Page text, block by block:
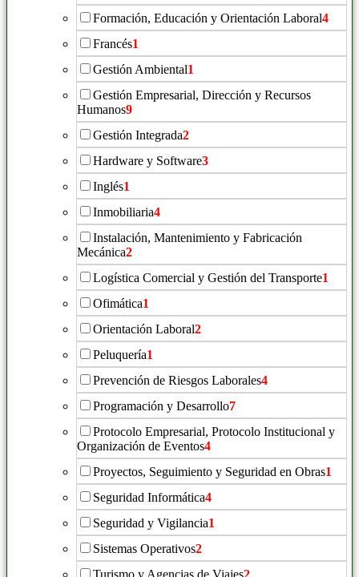
Formación, Educación y Orientación Laboral4
Francés1
Gestión Ambiental1
Gestión Empresarial, Dirección y Recursos
Humanos9
Gestión Integrada2
Hardware y Software3
Inglés1
Inmobiliaria4
Instalación, Mantenimiento y Fabricación
Mecánica2
Logística Comercial y Gestión del Transporte1
Ofimática1
Orientación Laboral2
Peluquería1
Prevención de Riesgos Laborales4
Programación y Desarrollo7
Protocolo Empresarial, Protocolo Institucional y
Organización de Eventos4
Proyectos, Seguimiento y Seguridad en Obras1
Seguridad Informática4
Seguridad y Vigilancia1
Sistemas Operativos2
Turismo y Agencias de Viajes2